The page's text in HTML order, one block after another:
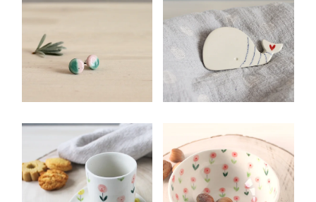
Ceramiche per la
Ceramiche da
Indossare
ORECCHINI A
BOTTONCINO
BICOLORI
ROSA E
VERDI
Ceramiche da
Indossare
BALENA IN
CERAMICA
Ceramiche da
Indossare